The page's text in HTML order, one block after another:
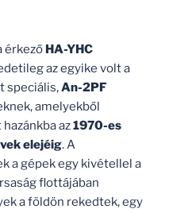
érkező HA-YHC
az egyike volt a
speciális,An-2PF
amelyekből
az1970-es
elejéig. A
a gépek egy kivétellel a
flottájában
a földön rekedtek, egy